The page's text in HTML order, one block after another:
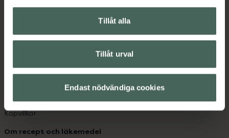
Tillåt alla
Tillåt urval
Endast nödvändiga cookies
Hitta apotek
Kundklubb
Sajtens tillgänglighet
App
Köpvillkor
Om recept och läkemedel